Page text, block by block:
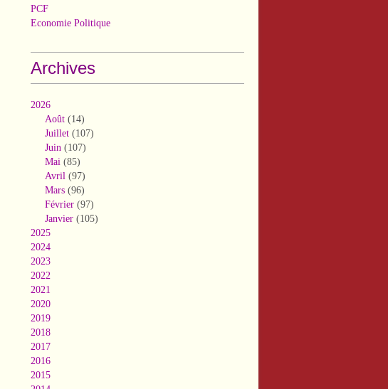
PCF
Economie Politique
Archives
2026
Août (14)
Juillet (107)
Juin (107)
Mai (85)
Avril (97)
Mars (96)
Février (97)
Janvier (105)
2025
2024
2023
2022
2021
2020
2019
2018
2017
2016
2015